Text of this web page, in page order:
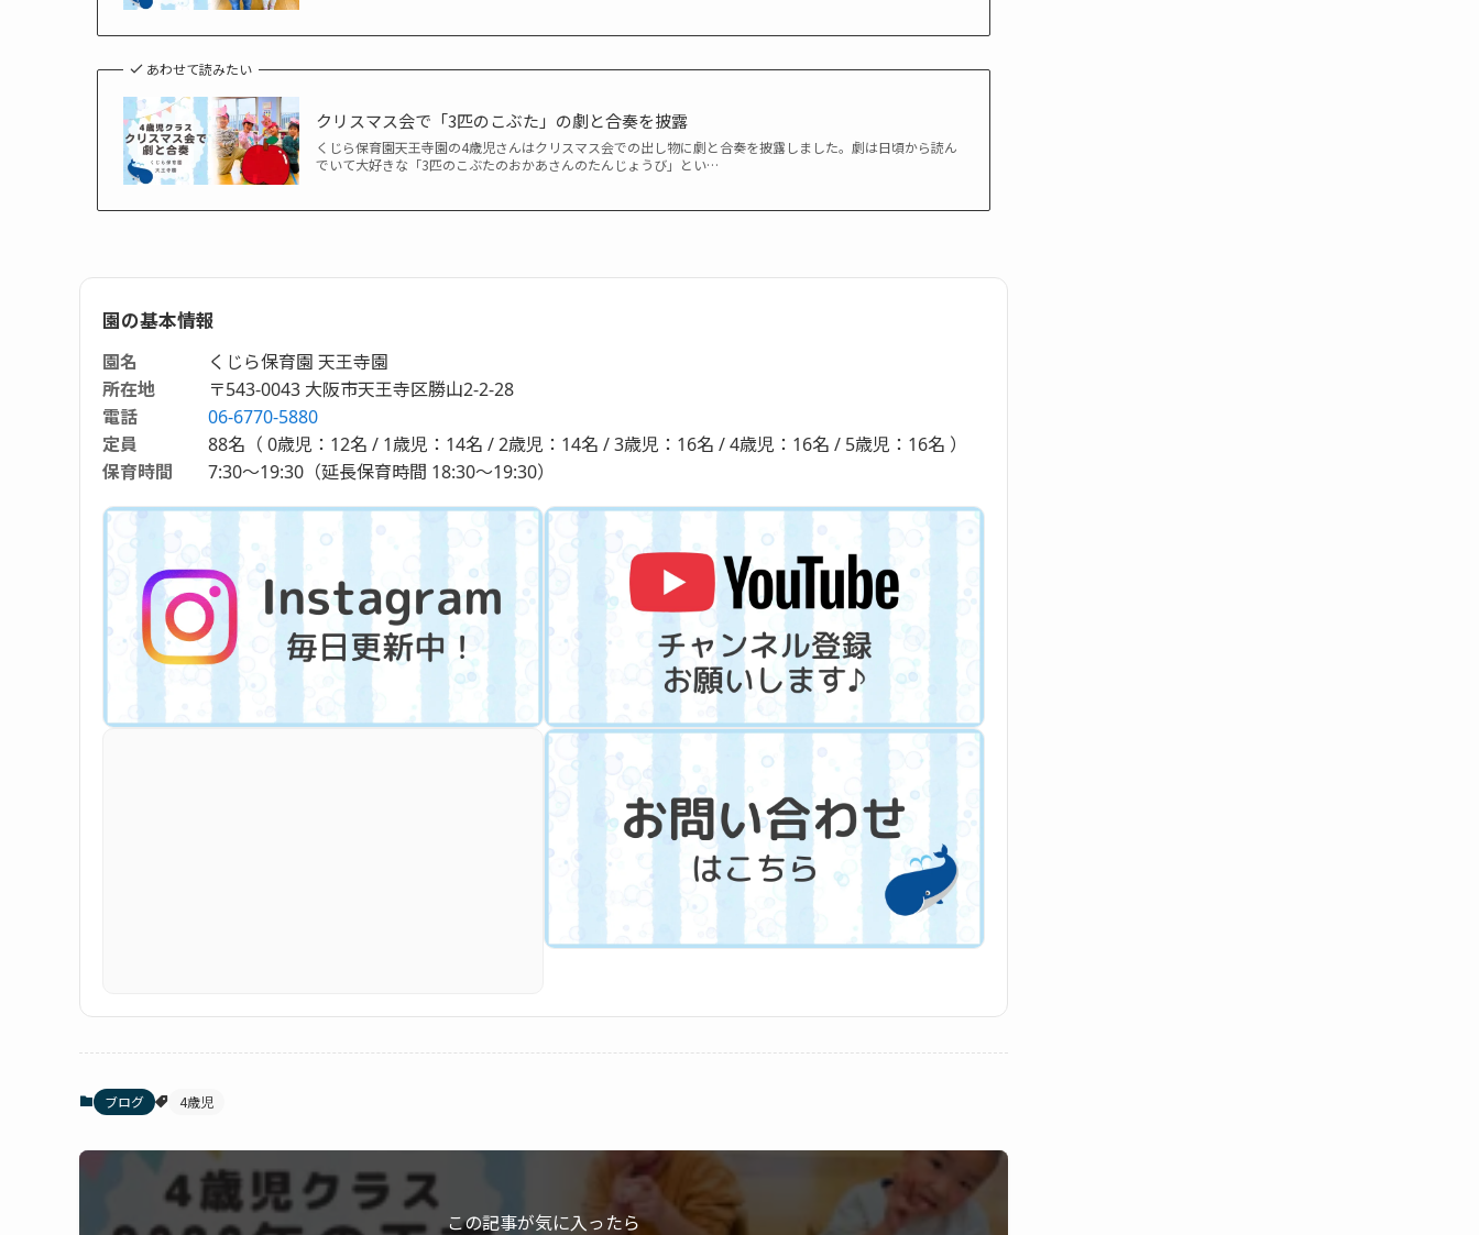
あわせて読みたい
クリスマス会で「3匹のこぶた」の劇と合奏を披露
くじら保育園天王寺園の4歳児さんはクリスマス会での出し物に劇と合奏を披露しました。劇は日頃から読ん
でいて大好きな「3匹のこぶたのおかあさんのたんじょうび」とい…
園の基本情報
園名
くじら保育園 天王寺園
所在地
〒543-0043 大阪市天王寺区勝山2-2-28
電話
06-6770-5880
定員
88名（ 0歳児：12名 / 1歳児：14名 / 2歳児：14名 / 3歳児：16名 / 4歳児：16名 / 5歳児：16名 ）
保育時間
7:30～19:30（延長保育時間 18:30～19:30）
ブログ 4歳児
この記事が気に入ったら